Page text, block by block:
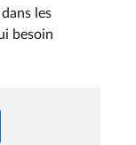
les
besoin